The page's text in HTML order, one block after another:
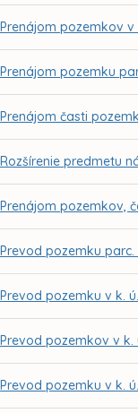
Prenájom pozemkov
Prenájom pozemku
Prenájom časti
Rozšírenie predmetu
Prenájom pozemkov,
Prevod pozemku
Prevod pozemku v k.
Prevod pozemkov v
Prevod pozemku v k.